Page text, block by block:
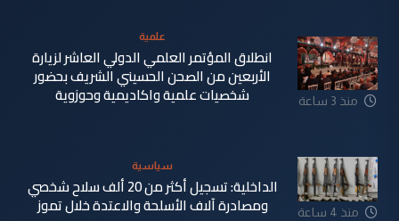
منذ 3 ساعة
علمية
انطلاق المؤتمر العلمي الدولي العاشر لزيارة
الأربعين من الصحن الحسيني الشريف بحضور
شخصيات علمية واكاديمية وحوزوية
منذ 4 ساعة
سياسية
الداخلية: تسجيل أكثر من 20 ألف سلاح شخصي
ومصادرة آلاف الأسلحة والاعتدة خلال تموز